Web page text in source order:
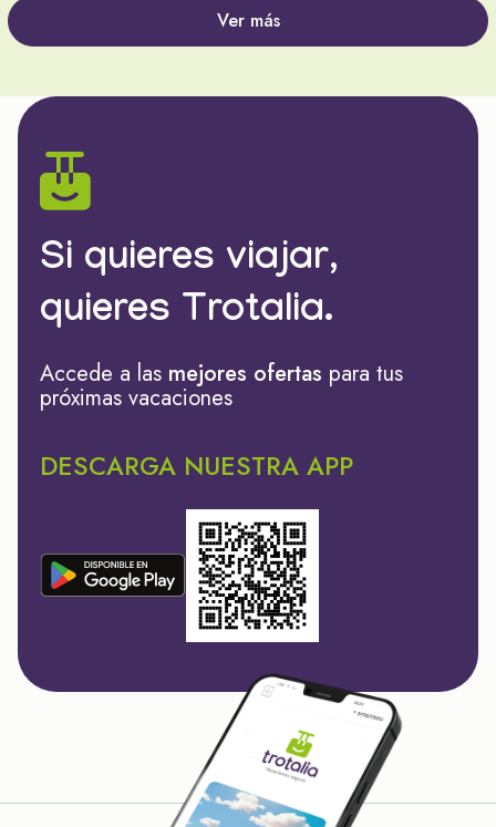
Ver más
Si quieres viajar,
quieres Trotalia.
Accede a las mejores ofertas para tus
próximas vacaciones
DESCARGA NUESTRA APP